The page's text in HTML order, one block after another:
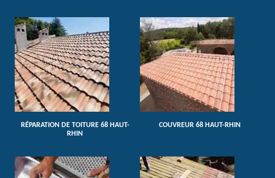
RÉPARATION DE TOITURE 68 HAUT-
RHIN
COUVREUR 68 HAUT-RHIN